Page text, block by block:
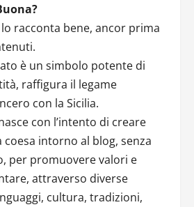
racconta bene, ancor prima
è un simbolo potente di
raffigura il legame
con la Sicilia.
con l’intento di creare
intorno al blog, senza
per promuovere valori e
attraverso diverse
cultura, tradizioni,